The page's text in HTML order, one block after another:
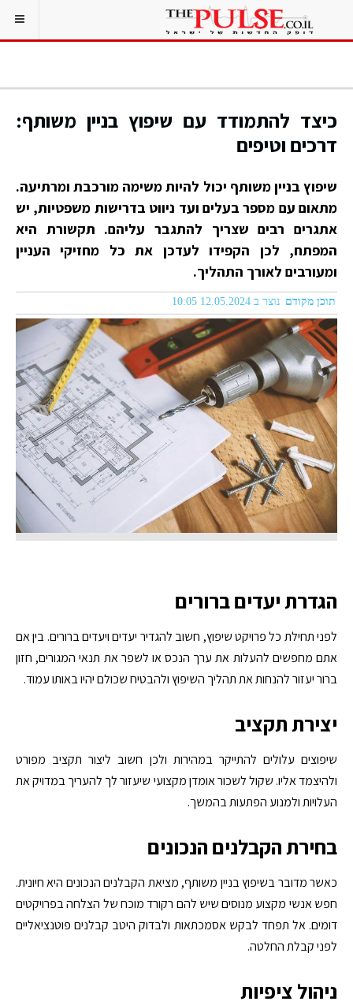
כיצד להתמודד עם שיפוץ בניין משותף:
דרכים וטיפים
שיפוץ בניין משותף יכול להיות משימה מורכבת ומרתיעה.
מתאום עם מספר בעלים ועד ניווט בדרישות משפטיות, יש
אתגרים רבים שצריך להתגבר עליהם. תקשורת היא
המפתח, לכן הקפידו לעדכן את כל מחזיקי העניין
ומעורבים לאורך התהליך.
תוכן מקודם נוצר ב 12.05.2024 10:05
הגדרת יעדים ברורים
לפני תחילת כל פרויקט שיפוץ, חשוב להגדיר יעדים ויעדים ברורים. בין אם
אתם מחפשים להעלות את ערך הנכס או לשפר את תנאי המגורים, חזון
ברור יעזור להנחות את תהליך השיפוץ ולהבטיח שכולם יהיו באותו עמוד.
יצירת תקציב
שיפוצים עלולים להתייקר במהירות ולכן חשוב ליצור תקציב מפורט
ולהיצמד אליו. שקול לשכור אומדן מקצועי שיעזור לך להעריך במדויק את
העלויות ולמנוע הפתעות בהמשך.
בחירת הקבלנים הנכונים
כאשר מדובר בשיפוץ בניין משותף, מציאת הקבלנים הנכונים היא חיונית.
חפש אנשי מקצוע מנוסים שיש להם רקורד מוכח של הצלחה בפרויקטים
דומים. אל תפחד לבקש אסמכתאות ולבדוק היטב קבלנים פוטנציאליים
לפני קבלת החלטה.
ניהול ציפיות